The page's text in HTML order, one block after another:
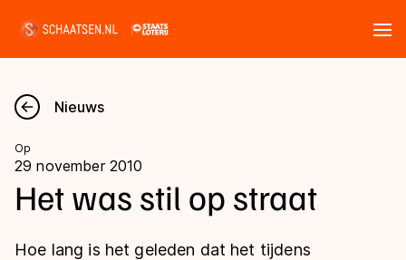
Nieuws
Kalender
Nieuws
Op
29 november 2010
Het was stil op straat
Hoe lang is het geleden dat het tijdens